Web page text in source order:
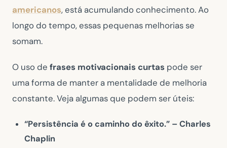
americanos, está acumulando conhecimento. Ao
longo do tempo, essas pequenas melhorias se
somam.
O uso de frases motivacionais curtas pode ser
uma forma de manter a mentalidade de melhoria
constante. Veja algumas que podem ser úteis:
“Persistência é o caminho do êxito.” – Charles
Chaplin